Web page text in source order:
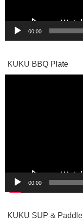
00:00
KUKU BBQ Plate
00:00
KUKU SUP & Paddle